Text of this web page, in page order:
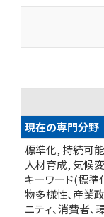
現在の専門分野
標準化, 持続可
人材育成, 気候
キーワード(標準
物多様性、産業
ニティ、消費者